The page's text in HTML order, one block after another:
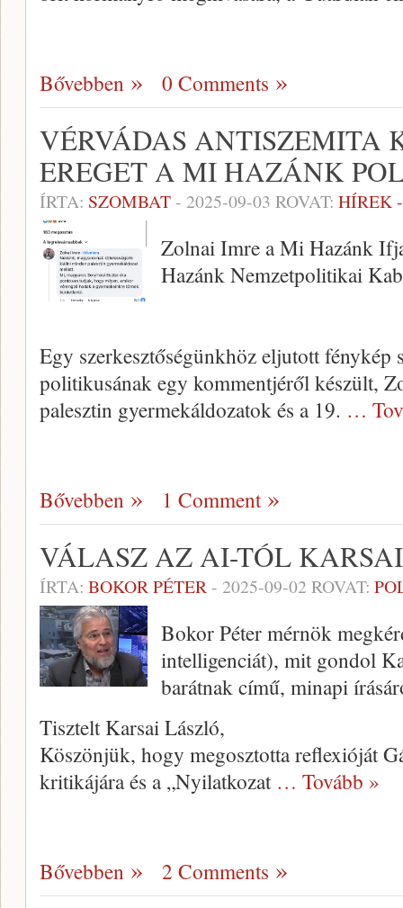
Bővebben 0 Comments
VÉRVÁDAS ANTISZEMITA
EREGET A MI HAZÁNK
ÍRTA: SZOMBAT- 2025-09-03 ROVAT: HÍREK
Zolnai Imre a Mi Hazánk
Hazánk Nemzetpolitikai
Egy szerkesztőségünkhöz eljutott
politikusának egy kommentjéről készült,
palesztin gyermekáldozatok és a 19. …
Bővebben 1 Comment
VÁLASZ AZ AI-TÓL
ÍRTA: BOKOR PÉTER- 2025-09-02 ROVAT:
Bokor Péter mérnök
intelligenciát), mit gondol
barátnak című, minapi
Tisztelt Karsai László,
Köszönjük, hogy megosztotta reflexióját
kritikájára és a „Nyilatkozat … Tovább »
Bővebben 2 Comments